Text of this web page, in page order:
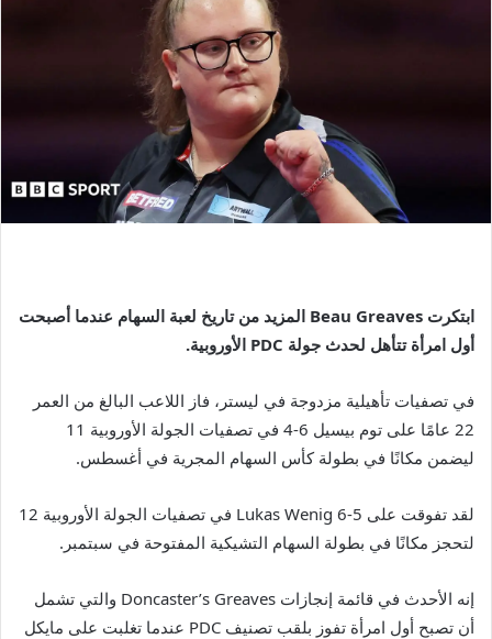
ابتكرت Beau Greaves المزيد من تاريخ لعبة السهام عندما أصبحت
أول امرأة تتأهل لحدث جولة PDC الأوروبية.
في تصفيات تأهيلية مزدوجة في ليستر، فاز اللاعب البالغ من العمر
22 عامًا على توم بيسيل 6-4 في تصفيات الجولة الأوروبية 11
ليضمن مكانًا في بطولة كأس السهام المجرية في أغسطس.
لقد تفوقت على Lukas Wenig 6-5 في تصفيات الجولة الأوروبية 12
لتحجز مكانًا في بطولة السهام التشيكية المفتوحة في سبتمبر.
إنه الأحدث في قائمة إنجازات Doncaster’s Greaves والتي تشمل
أن تصبح أول امرأة تفوز بلقب تصنيف PDC عندما تغلبت على مايكل